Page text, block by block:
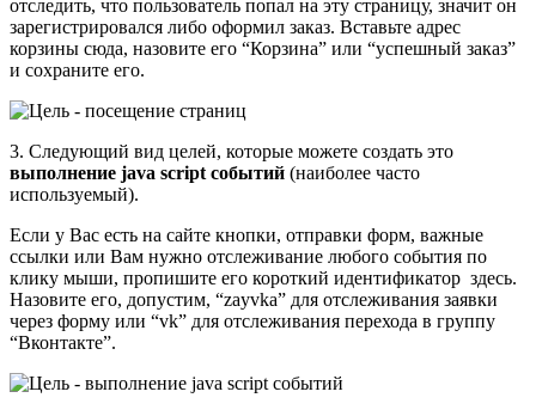
отследить, что пользователь попал на эту страницу, значит он
зарегистрировался либо оформил заказ. Вставьте адрес
корзины сюда, назовите его “Корзина” или “успешный заказ”
и сохраните его.
3. Следующий вид целей, которые можете создать это
выполнение java script событий (наиболее часто
используемый).
Если у Вас есть на сайте кнопки, отправки форм, важные
ссылки или Вам нужно отслеживание любого события по
клику мыши, пропишите его короткий идентификатор здесь.
Назовите его, допустим, “zayvka” для отслеживания заявки
через форму или “vk” для отслеживания перехода в группу
“Вконтакте”.